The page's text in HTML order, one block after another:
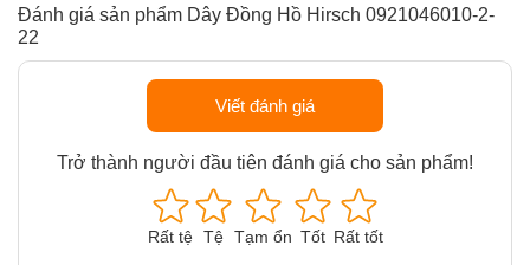
Đánh giá sản phẩm Dây Đồng Hồ Hirsch 0921046010-2-
22
Viết đánh giá
Trở thành người đầu tiên đánh giá cho sản phẩm!
Rất tệ Tệ Tạm ổn Tốt Rất tốt